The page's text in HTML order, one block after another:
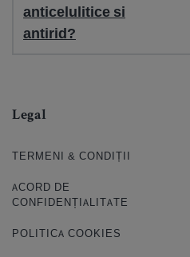
anticelulitice si
antirid?
Legal
TERMENI & CONDIȚII
ACORD DE
CONFIDENȚIALITATE
POLITICA COOKIES